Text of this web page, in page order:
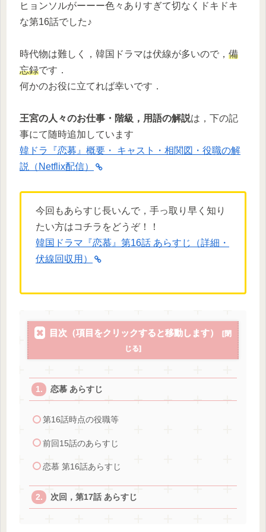
ヒョンソルがーーー色々ありすぎて切なくドキドキ
な第16話でした♪
時代物は難しく，韓国ドラマは伏線が多いので， 備
忘録です．
何かのお役に立てれば幸いです．
王宮の人々のお仕事・階級，用語の解説は，下の記
事にて随時追加しています
韓ドラ『恋募』概要・ キャスト・相関図・役職の解
説（Netflix配信）
今回もあらすじ長いんで，手っ取り早く知り
たい方はコチラをどうぞ！！
韓国ドラマ『恋慕』第16話 あらすじ（詳細・
伏線回収用）
目次（項目をクリックすると移動します）
恋慕 あらすじ
第16話時点の役職等
前回15話のあらすじ
恋慕 第16話あらすじ
次回，第17話 あらすじ